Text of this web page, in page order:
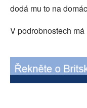
dodá mu to na
V podrobnostech